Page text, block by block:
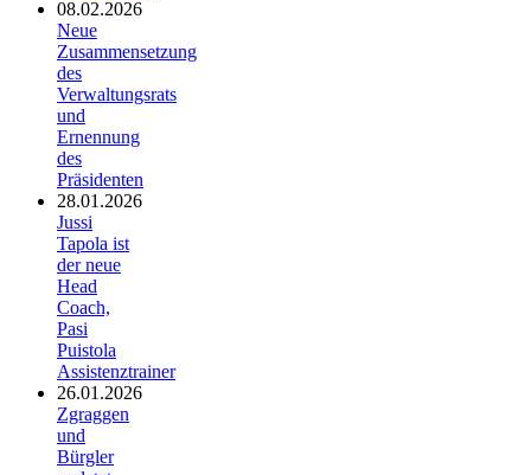
08.02.2026
Neue
Zusammensetzung
des
Verwaltungsrats
und
Ernennung
des
Präsidenten
28.01.2026
Jussi
Tapola ist
der neue
Head
Coach,
Pasi
Puistola
Assistenztrainer
26.01.2026
Zgraggen
und
Bürgler